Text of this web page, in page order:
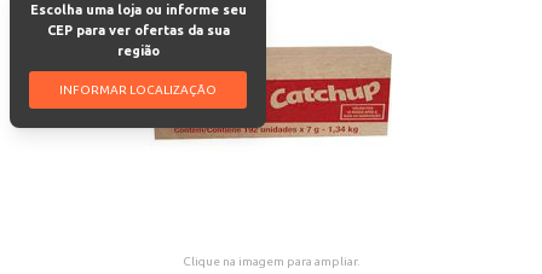
Escolha uma loja ou informe seu
CEP para ver ofertas da sua
região
INFORMAR LOCALIZAÇÃO
Clique na imagem para ampliar.